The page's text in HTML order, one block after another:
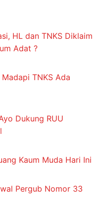
HL dan TNKS Diklaim
Adat ?
TNKS Ada
Dukung RUU
Kaum Muda Hari Ini
Pergub Nomor 33